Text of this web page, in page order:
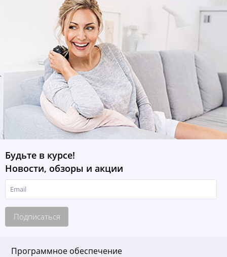
Будьте в курсе!
Новости, обзоры и акции
Подписаться
Программное обеспечение